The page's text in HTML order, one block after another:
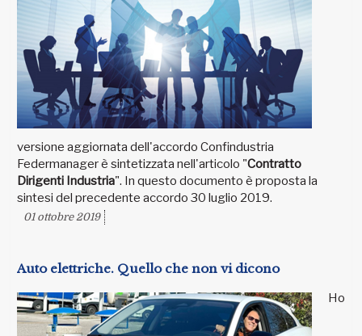
versione aggiornata dell'accordo Confindustria
Federmanager è sintetizzata nell'articolo "Contratto
Dirigenti Industria". In questo documento è proposta la
sintesi del precedente accordo 30 luglio 2019.
01 ottobre 2019
Auto elettriche. Quello che non vi dicono
Ho